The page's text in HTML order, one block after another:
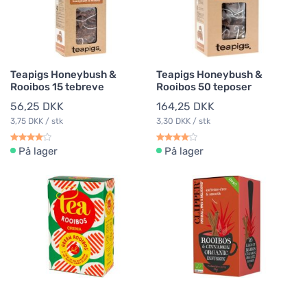
Teapigs Honeybush &
Rooibos 15 tebreve
56,25 DKK
3,75 DKK / stk
På lager
Teapigs Honeybush &
Rooibos 50 teposer
164,25 DKK
3,30 DKK / stk
På lager